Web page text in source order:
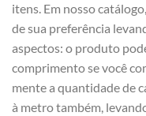
itens. Em nosso
de sua preferência
aspectos: o produto
comprimento se você
mente a quantidade de
à metro também,